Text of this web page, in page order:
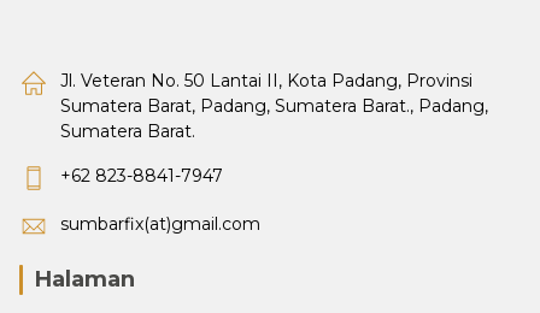
Jl. Veteran No. 50 Lantai II, Kota Padang, Provinsi
Sumatera Barat, Padang, Sumatera Barat., Padang,
Sumatera Barat.
+62 823-8841-7947
sumbarfix(at)gmail.com
Halaman